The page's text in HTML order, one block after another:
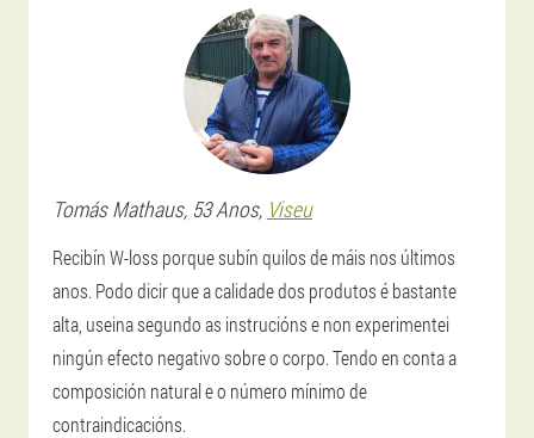
Tomás Mathaus, 53 Anos, Viseu
Recibín W-loss porque subín quilos de máis nos últimos
anos. Podo dicir que a calidade dos produtos é bastante
alta, useina segundo as instrucións e non experimentei
ningún efecto negativo sobre o corpo. Tendo en conta a
composición natural e o número mínimo de
contraindicacións.